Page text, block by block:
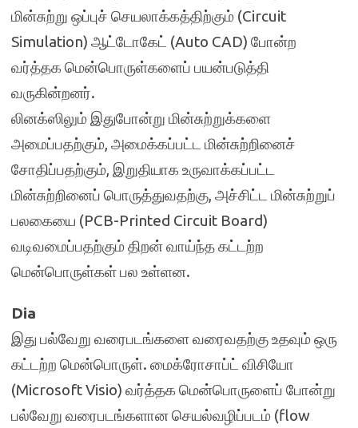
மின்சுற்று ஒப்புச் செயலாக்கத்திற்கும் (Circuit
Simulation) ஆட்டோகேட் (Auto CAD) போன்ற
வர்த்தக மென்பொருள்களைப் பயன்படுத்தி
வருகின்றனர்.
லினக்ஸிலும் இதுபோன்று மின்சுற்றுக்களை
அமைப்பதற்கும், அமைக்கப்பட்ட மின்சுற்றினைச்
சோதிப்பதற்கும், இறுதியாக உருவாக்கப்பட்ட
மின்சுற்றினைப் பொருத்துவதற்கு, அச்சிட்ட மின்சுற்றுப்
பலகையை (PCB-Printed Circuit Board)
வடிவமைப்பதற்கும் திறன் வாய்ந்த கட்டற்ற
மென்பொருள்கள் பல உள்ளன.
Dia
இது பல்வேறு வரைபடங்களை வரைவதற்கு உதவும் ஒரு
கட்டற்ற மென்பொருள். மைக்ரோசாப்ட் விசியோ
(Microsoft Visio) வர்த்தக மென்பொருளைப் போன்று
பல்வேறு வரைபடங்களான செயல்வழிப்படம் (flow